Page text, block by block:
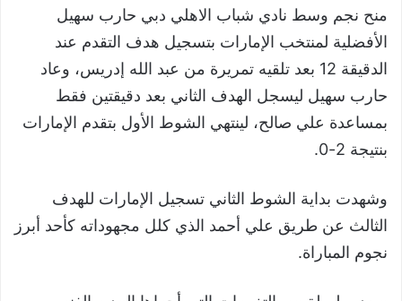
منح نجم وسط نادي شباب الاهلي دبي حارب سهيل
الأفضلية لمنتخب الإمارات بتسجيل هدف التقدم عند
الدقيقة 12 بعد تلقيه تمريرة من عبد الله إدريس، وعاد
حارب سهيل ليسجل الهدف الثاني بعد دقيقتين فقط
بمساعدة علي صالح، لينتهي الشوط الأول بتقدم الإمارات
بنتيجة 2-0.
وشهدت بداية الشوط الثاني تسجيل الإمارات للهدف
الثالث عن طريق علي أحمد الذي كلل مجهوداته كأحد أبرز
نجوم المباراة.